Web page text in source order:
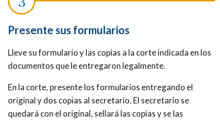
Presente sus formularios
Lleve su formulario y las copias a la corte indicada en los
documentos que le entregaron legalmente.
En la corte, presente los formularios entregando el
original y dos copias al secretario. El secretario se
quedará con el original, sellará las copias y se las